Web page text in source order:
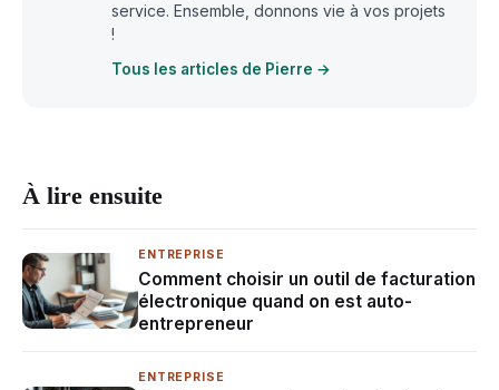
service. Ensemble, donnons vie à vos projets
!
Tous les articles de Pierre →
À lire ensuite
ENTREPRISE
Comment choisir un outil de facturation
électronique quand on est auto-
entrepreneur
ENTREPRISE